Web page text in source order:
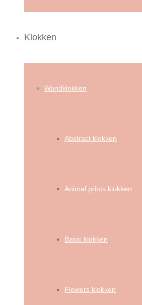
Klokken
Wandklokken
Abstract klokken
Animal prints klokken
Basic klokken
Flowers klokken